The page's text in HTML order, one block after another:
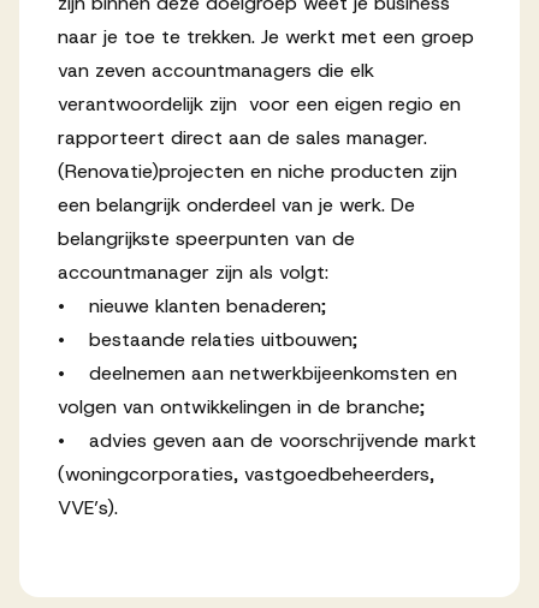
Aanmelden
Werken bij AV
Voor kandidaten
Inspiratie
naar je toe te trekken. Je werkt met een groep
van zeven accountmanagers die elk
verantwoordelijk zijn voor een eigen regio en
rapporteert direct aan de sales manager.
(Renovatie)projecten en niche producten zijn
een belangrijk onderdeel van je werk. De
belangrijkste speerpunten van de
accountmanager zijn als volgt:
• nieuwe klanten benaderen;
• bestaande relaties uitbouwen;
• deelnemen aan netwerkbijeenkomsten en
volgen van ontwikkelingen in de branche;
• advies geven aan de voorschrijvende markt
(woningcorporaties, vastgoedbeheerders,
VVE’s).